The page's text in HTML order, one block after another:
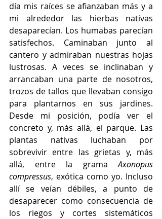
día mis raíces se afianzaban más y a
mi alrededor las hierbas nativas
desaparecían. Los humabas parecían
satisfechos. Caminaban junto al
cantero y admiraban nuestras hojas
lustrosas. A veces se inclinaban y
arrancaban una parte de nosotros,
trozos de tallos que llevaban consigo
para plantarnos en sus jardines.
Desde mi posición, podía ver el
concreto y, más allá, el parque. Las
plantas nativas luchaban por
sobrevivir entre las grietas y, más
allá, entre la grama Axonopus
compressus, exótica como yo. Incluso
allí se veían débiles, a punto de
desaparecer como consecuencia de
los riegos y cortes sistemáticos